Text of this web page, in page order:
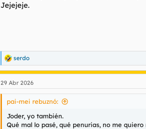
Jejejeje.
R
e
a
c
c
e
serdo
29 Abr 2026
pai-mei rebuznó:
Joder, yo también.
Qué mal lo pasé, qué penurias, no me quiero